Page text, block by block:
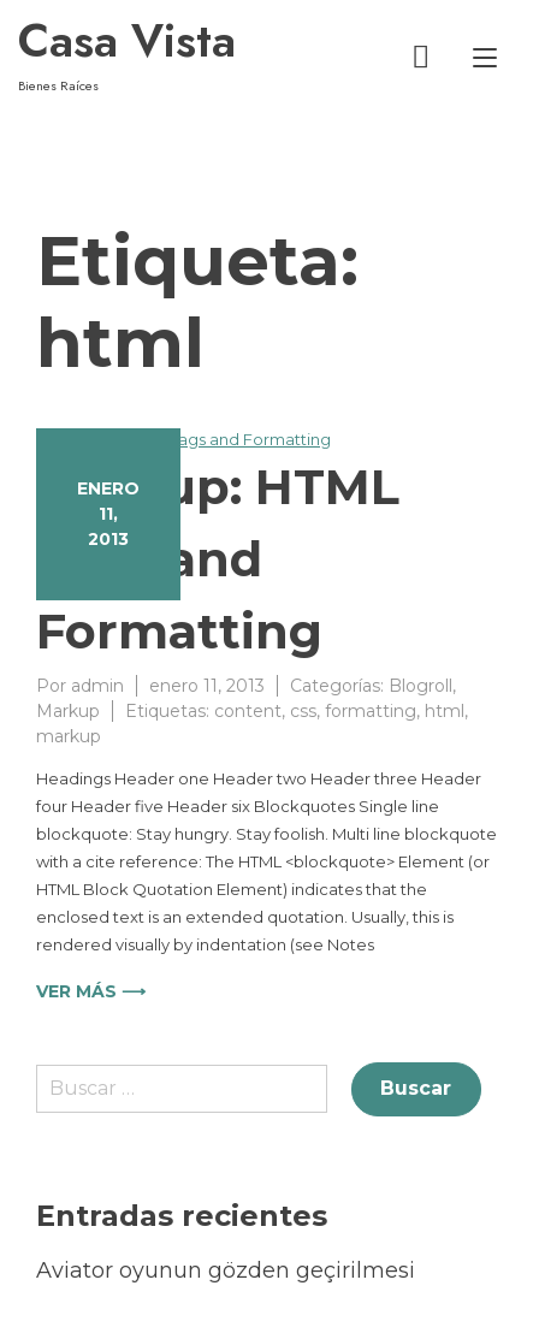
Casa Vista
Bienes Raíces
Etiqueta:
html
ENERO
11,
2013
Markup: HTML
Tags and
Formatting
Por admin enero 11, 2013 Categorías: Blogroll,
Markup
Etiquetas: content, css, formatting, html,
markup
Headings Header one Header two Header three Header
four Header five Header six Blockquotes Single line
blockquote: Stay hungry. Stay foolish. Multi line blockquote
with a cite reference: The HTML <blockquote> Element (or
HTML Block Quotation Element) indicates that the
enclosed text is an extended quotation. Usually, this is
rendered visually by indentation (see Notes
VER MÁS ⟶
Entradas recientes
Aviator oyunun gözden geçirilmesi